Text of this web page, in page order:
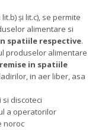
și lit.c), se permite
alimentare si
spatiile respective.
produselor alimentare
in spatiile
in aer liber, asa
discoteci
a operatorilor
noroc